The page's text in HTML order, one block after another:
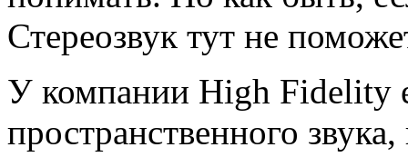
Стереозвук тут не
У компании High Fidelity
пространственного